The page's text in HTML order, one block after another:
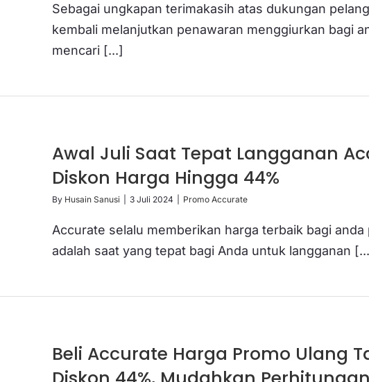
Sebagai ungkapan terimakasih atas dukungan
kembali melanjutkan penawaran menggiurkan bagi
mencari [...]
Awal Juli Saat Tepat Langganan
Diskon Harga Hingga 44%
By Husain Sanusi 3 Juli 2024 Promo Accurate
Accurate selalu memberikan harga terbaik bagi
adalah saat yang tepat bagi Anda untuk langganan
Beli Accurate Harga Promo Ulang